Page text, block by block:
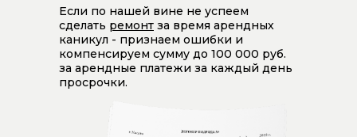
Если по нашей вине не успеем
сделать ремонт за время арендных
каникул - признаем ошибки и
компенсируем сумму до 100 000 руб.
за арендные платежи за каждый день
просрочки.